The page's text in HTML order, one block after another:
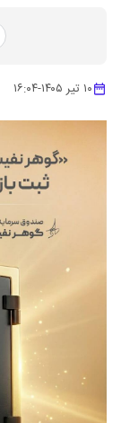
۱۰ تیر ۱۴۰۵ -۱۶:۰۴